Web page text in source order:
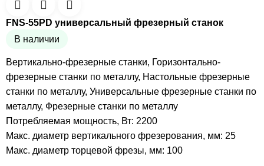
FNS-55PD универсальный фрезерный станок
В наличии
Вертикально-фрезерные станки, Горизонтально-
фрезерные станки по металлу, Настольные фрезерные
станки по металлу, Универсальные фрезерные станки по
металлу, Фрезерные станки по металлу
Потребляемая мощность, Вт: 2200
Макс. диаметр вертикального фрезерования, мм: 25
Макс. диаметр торцевой фрезы, мм: 100